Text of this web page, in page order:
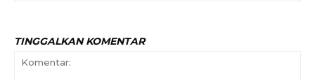
TINGGALKAN KOMENTAR